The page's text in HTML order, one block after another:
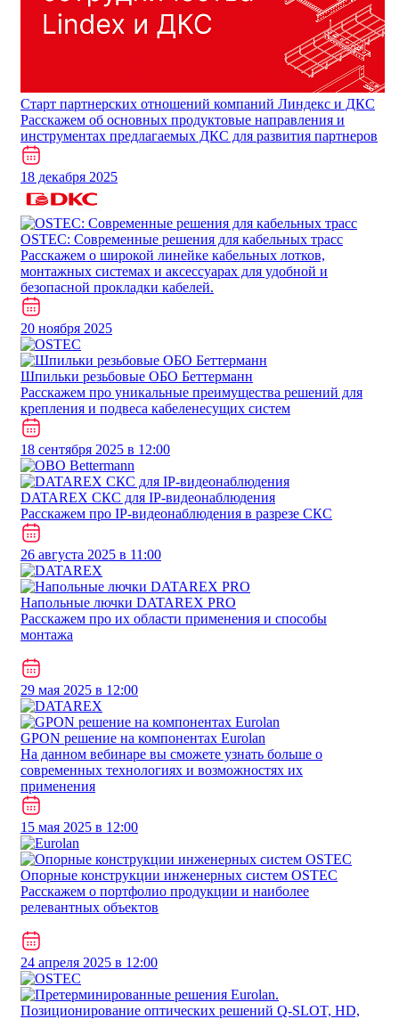
Cтарт партнерских отношений компаний Линдекс и ДКС
Расскажем об основных продуктовые направления и
инструментах предлагаемых ДКС для развития партнеров
18 декабря 2025
​​​​​OSTEC: Современные решения для кабельных трасс
Расскажем о широкой линейке кабельных лотков,
монтажных системах и аксессуарах для удобной и
безопасной прокладки кабелей.
20 ноября 2025
Шпильки резьбовые ОБО Беттерманн
Расскажем про уникальные преимущества решений для
крепления и подвеса кабеленесущих систем
18 сентября 2025 в 12:00
DATAREX СКС для IP-видеонаблюдения
Расскажем про IP-видеонаблюдения в разрезе СКС
26 августа 2025 в 11:00
Напольные лючки DATAREX PRO
Расскажем про их области применения и способы
монтажа
29 мая 2025 в 12:00
GPON решение на компонентах Eurolan
На данном вебинаре вы сможете узнать больше о
современных технологиях и возможностях их
применения
15 мая 2025 в 12:00
Опорные конструкции инженерных систем OSTEC
Расскажем о портфолио продукции и наиболее
релевантных объектов
24 апреля 2025 в 12:00